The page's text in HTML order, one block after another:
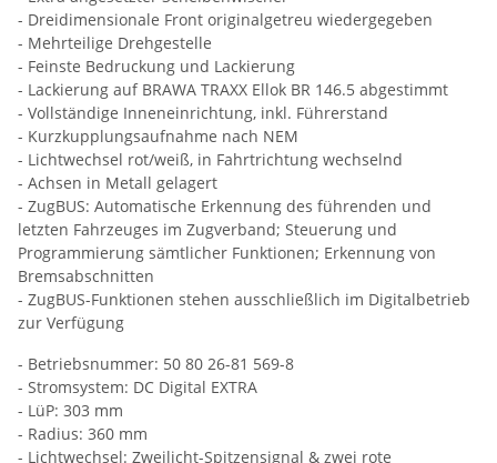
- Dreidimensionale Front originalgetreu wiedergegeben
- Mehrteilige Drehgestelle
- Feinste Bedruckung und Lackierung
- Lackierung auf BRAWA TRAXX Ellok BR 146.5 abgestimmt
- Vollständige Inneneinrichtung, inkl. Führerstand
- Kurzkupplungsaufnahme nach NEM
- Lichtwechsel rot/weiß, in Fahrtrichtung wechselnd
- Achsen in Metall gelagert
- ZugBUS: Automatische Erkennung des führenden und
letzten Fahrzeuges im Zugverband; Steuerung und
Programmierung sämtlicher Funktionen; Erkennung von
Bremsabschnitten
- ZugBUS-Funktionen stehen ausschließlich im Digitalbetrieb
zur Verfügung
- Betriebsnummer: 50 80 26-81 569-8
- Stromsystem: DC Digital EXTRA
- LüP: 303 mm
- Radius: 360 mm
- Lichtwechsel: Zweilicht-Spitzensignal & zwei rote